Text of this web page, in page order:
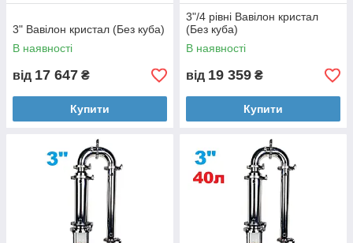
3" Вавілон кристал (Без куба)
В наявності
від 17 647 ₴
Купити
3"/4 рівні Вавілон кристал
(Без куба)
В наявності
від 19 359 ₴
Купити